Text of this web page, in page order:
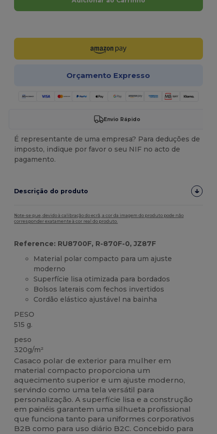
Orçamento Expresso
Envio Rápido
É representante de uma empresa? Para deduções de
imposto, indique por favor o seu NIF no acto de
pagamento.
Descrição do produto
Note-se que, devido à calibração do ecrã, a cor da imagem do produto pode não
corresponder exatamente à cor real do produto.
Reference: RU8700F, R-870F-0, JZ87F
Material polar compacto para um ajuste
moderno
Superfície lisa otimizada para bordados
Bolsos laterais com fechos invertidos
Cordão elástico ajustável na bainha
PESO
515 g.
peso
320g/m²
Casaco polar de exterior para mulher em
material compacto proporciona um
aquecimento superior e um ajuste moderno,
servindo como uma tela versátil para
personalização. A superfície lisa e a construção
em painéis garantem uma silhueta profissional
que funciona tanto para uniformes corporativos
B2B como para uso diário B2C. Concebido para